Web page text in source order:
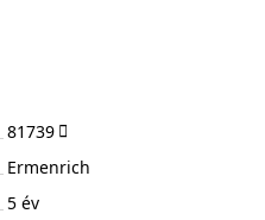
81739
Ermenrich
5 év